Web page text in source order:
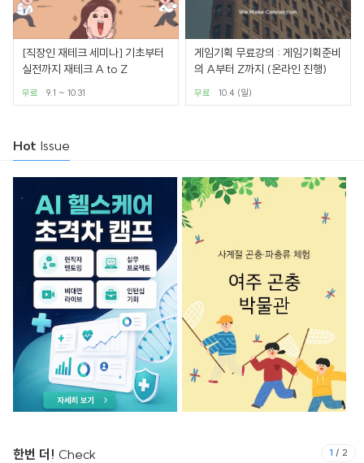
[직장인 재테크 세미나] 기초부터
실전까지 재테크 A to Z
무료 9.1 ~ 10.31
게임기획 무료강의 : 게임기획준비
의 A부터 Z까지 (온라인 진행)
무료 10.4 (일)
Hot Issue
한번 더! Check 1 / 2